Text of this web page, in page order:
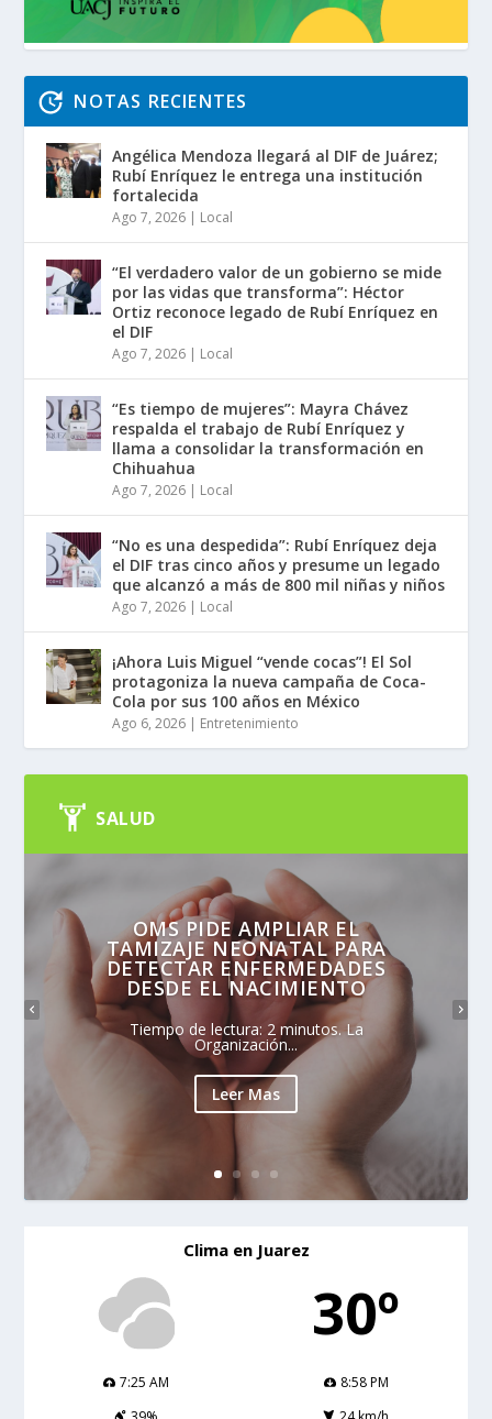
NOTAS RECIENTES
Angélica Mendoza llegará al DIF de Juárez;
Rubí Enríquez le entrega una institución
fortalecida
Ago 7, 2026 | Local
“El verdadero valor de un gobierno se mide
por las vidas que transforma”: Héctor
Ortiz reconoce legado de Rubí Enríquez en
el DIF
Ago 7, 2026 | Local
“Es tiempo de mujeres”: Mayra Chávez
respalda el trabajo de Rubí Enríquez y
llama a consolidar la transformación en
Chihuahua
Ago 7, 2026 | Local
“No es una despedida”: Rubí Enríquez deja
el DIF tras cinco años y presume un legado
que alcanzó a más de 800 mil niñas y niños
Ago 7, 2026 | Local
¡Ahora Luis Miguel “vende cocas”! El Sol
protagoniza la nueva campaña de Coca-
Cola por sus 100 años en México
Ago 6, 2026 | Entretenimiento
SALUD
OMS PIDE AMPLIAR EL
TAMIZAJE NEONATAL PARA
DETECTAR ENFERMEDADES
DESDE EL NACIMIENTO
Tiempo de lectura: 2 minutos. La
Organización...
Leer Mas
Clima en Juarez
30º
7:25 AM
8:58 PM